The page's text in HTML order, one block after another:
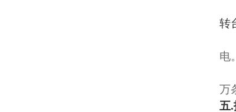
转
电。
万
五.